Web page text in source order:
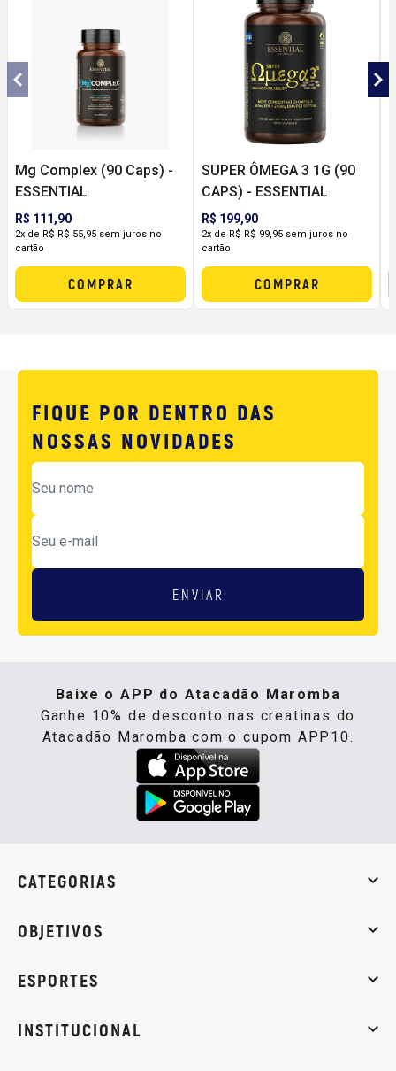
Mg Complex (90 Caps) -
ESSENTIAL
R$ 111,90
2x de R$ R$ 55,95 sem juros no
cartão
COMPRAR
SUPER ÔMEGA 3 1G (90
CAPS) - ESSENTIAL
R$ 199,90
2x de R$ R$ 99,95 sem juros no
cartão
COMPRAR
FIQUE POR DENTRO DAS
NOSSAS NOVIDADES
ENVIAR
Baixe o APP do Atacadão Maromba
Ganhe 10% de desconto nas creatinas do
Atacadão Maromba com o cupom APP10.
CATEGORIAS
OBJETIVOS
ESPORTES
INSTITUCIONAL